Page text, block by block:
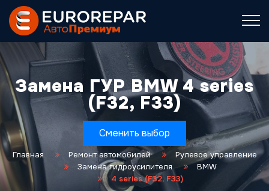
Замена ГУР BMW 4 series
(F32, F33)
Сменить выбор
Главная Ремонт автомобилей
Рулевое управление
Замена гидроусилителя
BMW
4 series (F32, F33)